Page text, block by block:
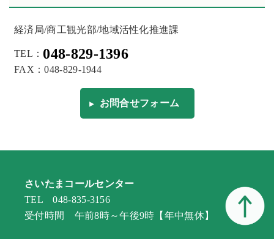
経済局/商工観光部/地域活性化推進課
TEL： 048-829-1396
FAX：048-829-1944
お問合せフォーム
さいたまコールセンター
TEL 048-835-3156
受付時間 午前8時～午後9時【年中無休】